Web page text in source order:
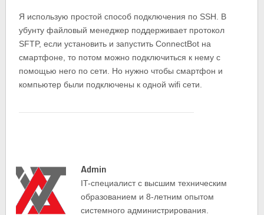
Я использую простой способ подключения по SSH. В
убунту файловый менеджер поддерживает протокол
SFTP, если установить и запустить ConnectBot на
смартфоне, то потом можно подключиться к нему с
помощью него по сети. Но нужно чтобы смартфон и
компьютер были подключены к одной wifi сети.
Admin
IT-cпециалист с высшим техническим
образованием и 8-летним опытом
системного администрирования.